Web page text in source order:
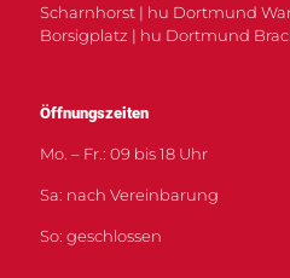
Scharnhorst | hu Dortmund
Borsigplatz | hu Dortmund
Öffnungszeiten
Mo. – Fr.: 09 bis 18 Uhr
Sa: nach Vereinbarung
So: geschlossen